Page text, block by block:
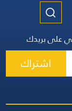
على بريدك
اشتراك